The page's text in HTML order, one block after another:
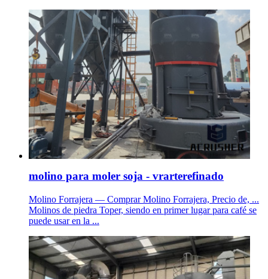
molino para moler soja - vrarterefinado
Molino Forrajera — Comprar Molino Forrajera, Precio de, ...
Molinos de piedra Toper, siendo en primer lugar para café se
puede usar en la ...